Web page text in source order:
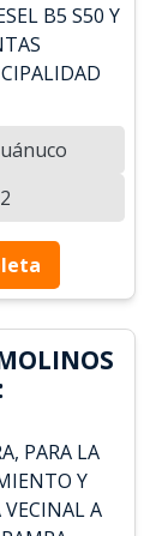
B5 S50 Y
PARA LA
Y
VECINAL A